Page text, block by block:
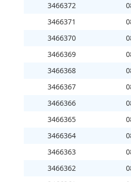
3466372
3466371
3466370
3466369
3466368
3466367
3466366
3466365
3466364
3466363
3466362